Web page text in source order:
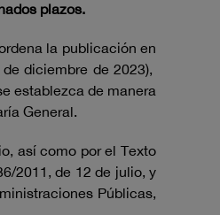
plazos.
la publicación en
diciembre de 2023),
establezca de manera
General.
así como por el Texto
2011, de 12 de julio, y
Públicas,